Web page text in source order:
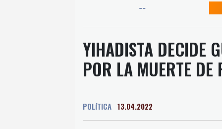
Canary Islands
Havana
24 °C
Rio de Janeiro
22 °C
Oaxaca
14 °C
Mexico City
--
YIHADISTA DECIDE
POR LA MUERTE DE
POLíTICA 13.04.2022